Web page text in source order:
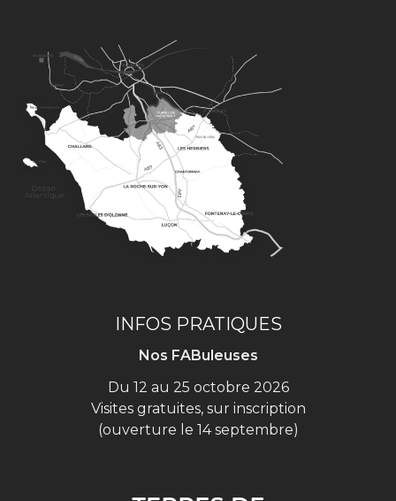
INFOS PRATIQUES
Nos FABuleuses
Du 12 au 25 octobre 2026
Visites gratuites, sur inscription
(ouverture le 14 septembre)